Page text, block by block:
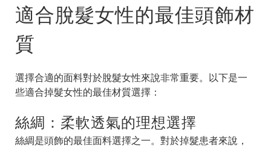
適合脫髮女性的最佳頭飾材
質
選擇合適的面料對於脫髮女性來說非常重要。以下是一
些適合掉髮女性的最佳材質選擇：
絲綢：柔軟透氣的理想選擇
絲綢是頭飾的最佳面料選擇之一。對於掉髮患者來說，